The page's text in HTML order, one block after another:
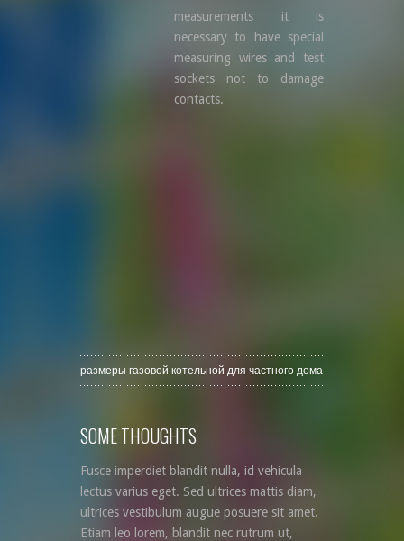
measurements it is
necessary to have special
measuring wires and test
sockets not to damage
contacts.
размеры газовой котельной для частного дома
SOME THOUGHTS
Fusce imperdiet blandit nulla, id vehicula
lectus varius eget. Sed ultrices mattis diam,
ultrices vestibulum augue posuere sit amet.
Etiam leo lorem, blandit nec rutrum ut,